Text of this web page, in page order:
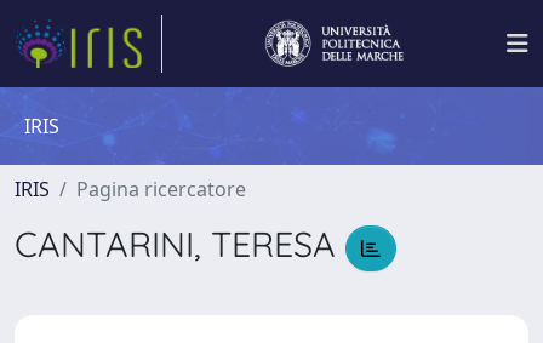
IRIS
IRIS Pagina ricercatore
CANTARINI, TERESA